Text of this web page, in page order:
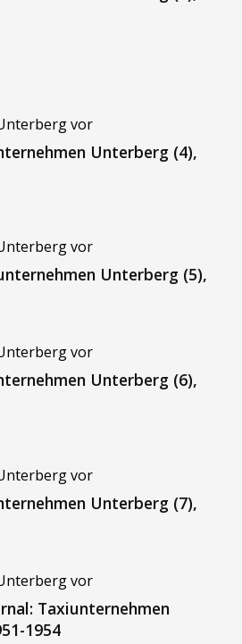
Unterberg (4),
Unterberg (5),
Unterberg (6),
Unterberg (7),
Taxiunternehmen
1954